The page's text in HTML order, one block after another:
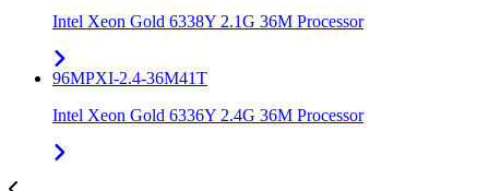
Intel Xeon Gold 6338Y 2.1G 36M Processor
96MPXI-2.4-36M41T
Intel Xeon Gold 6336Y 2.4G 36M Processor